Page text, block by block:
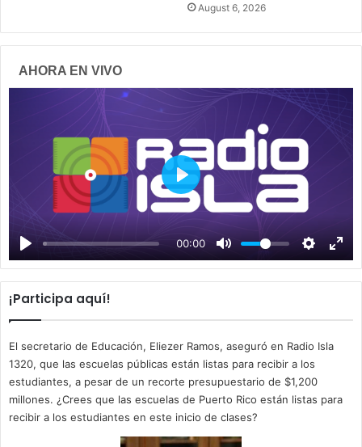
August 6, 2026
AHORA EN VIVO
00:00
P
a
y
¡Participa aquí!
El secretario de Educación, Eliezer Ramos, aseguró en Radio Isla
1320, que las escuelas públicas están listas para recibir a los
estudiantes, a pesar de un recorte presupuestario de $1,200
millones. ¿Crees que las escuelas de Puerto Rico están listas para
recibir a los estudiantes en este inicio de clases?